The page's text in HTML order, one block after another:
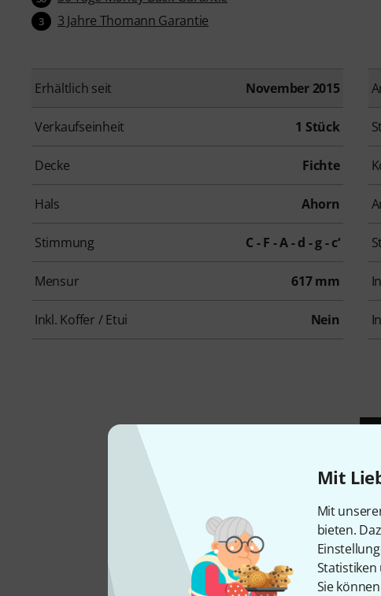
Mit
Mit
bieten.
Statistiken
Sie
3 3 Jahre Thomann Garantie
Erhältlich seit November 2015
Verkaufseinheit 1 Stück
Decke Fichte
Hals Ahorn
Stimmung C - F - A - d - g - c‘
Mensur 617 mm
Inkl. Koffer / Etui Nein